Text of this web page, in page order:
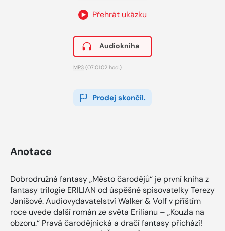
Přehrát ukázku
Audiokniha
MP3 (07:01:02 hod.)
Prodej skončil.
Anotace
Dobrodružná fantasy „Město čarodějů“ je první kniha z
fantasy trilogie ERILIAN od úspěšné spisovatelky Terezy
Janišové. Audiovydavatelství Walker & Volf v příštím
roce uvede další román ze světa Erilianu – „Kouzla na
obzoru.“ Pravá čarodějnická a dračí fantasy přichází!